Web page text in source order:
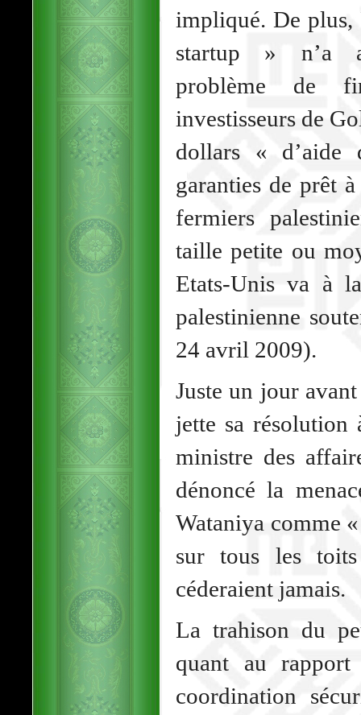
impliqué. De plus,
startup » n’a
problème de
investisseurs de
dollars « d’aide
garanties de prêt
fermiers
taille petite ou
Etats-Unis va à
palestinienne
24 avril 2009).
Juste un jour
jette sa résolution
ministre des
dénoncé la
Wataniya comme
sur tous les
céderaient jamais.
La trahison du
quant au
coordination